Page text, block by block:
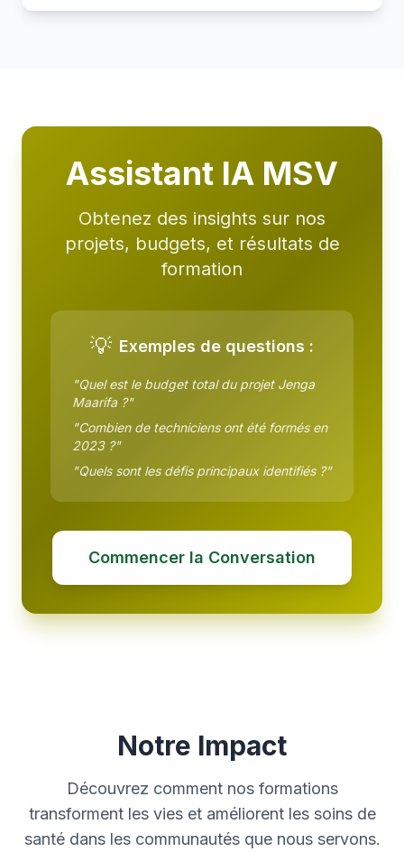
Assistant IA MSV
Obtenez des insights sur nos
projets, budgets, et résultats de
formation
💡 Exemples de questions :
"Quel est le budget total du projet Jenga
Maarifa ?"
"Combien de techniciens ont été formés en
2023 ?"
"Quels sont les défis principaux identifiés ?"
Commencer la Conversation
Notre Impact
Découvrez comment nos formations
transforment les vies et améliorent les soins de
santé dans les communautés que nous servons.